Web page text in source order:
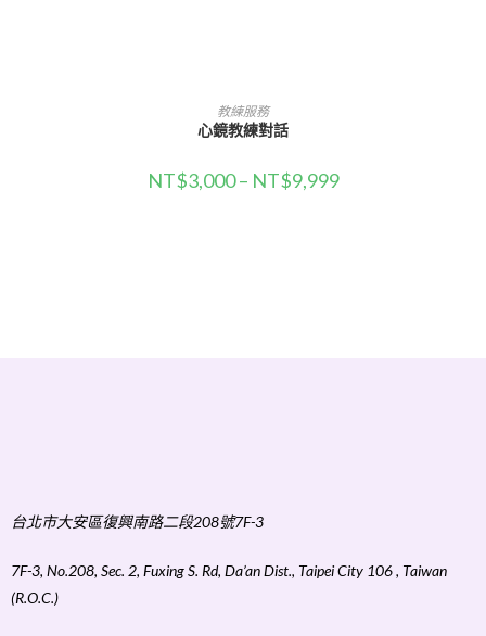
選擇規格
教練服務
心鏡教練對話
NT$3,000 – NT$9,999
台北市大安區復興南路二段208號7F-3
7F-3, No.208, Sec. 2, Fuxing S. Rd, Da’an Dist., Taipei City 106 , Taiwan
(R.O.C.)